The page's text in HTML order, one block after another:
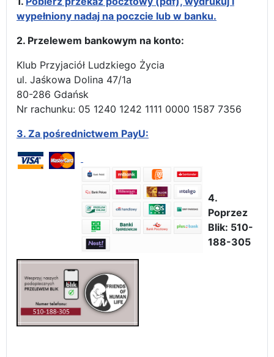
wypełniony nadaj na poczcie lub w banku.
2. Przelewem bankowym na konto:
Klub Przyjaciół Ludzkiego Życia
ul. Jaśkowa Dolina 47/1a
80-286 Gdańsk
Nr rachunku: 05 1240 1242 1111 0000 1587 7356
3. Za pośrednictwem PayU:
4.
Poprzez
Blik: 510-
188-305